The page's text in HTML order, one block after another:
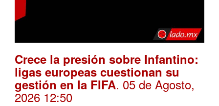
Crece la presión sobre Infantino:
ligas europeas cuestionan su
gestión en la FIFA. 05 de Agosto,
2026 12:50